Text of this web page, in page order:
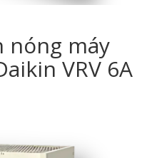
nóng máy
VRV 6A